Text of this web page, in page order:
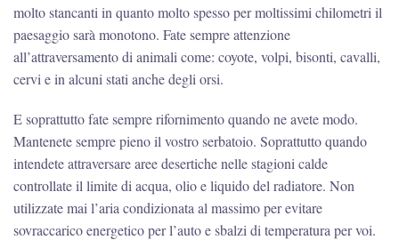
molto stancanti in quanto molto spesso per moltissimi chilometri il
paesaggio sarà monotono. Fate sempre attenzione
all’attraversamento di animali come: coyote, volpi, bisonti, cavalli,
cervi e in alcuni stati anche degli orsi.
E soprattutto fate sempre rifornimento quando ne avete modo.
Mantenete sempre pieno il vostro serbatoio. Soprattutto quando
intendete attraversare aree desertiche nelle stagioni calde
controllate il limite di acqua, olio e liquido del radiatore. Non
utilizzate mai l’aria condizionata al massimo per evitare
sovraccarico energetico per l’auto e sbalzi di temperatura per voi.